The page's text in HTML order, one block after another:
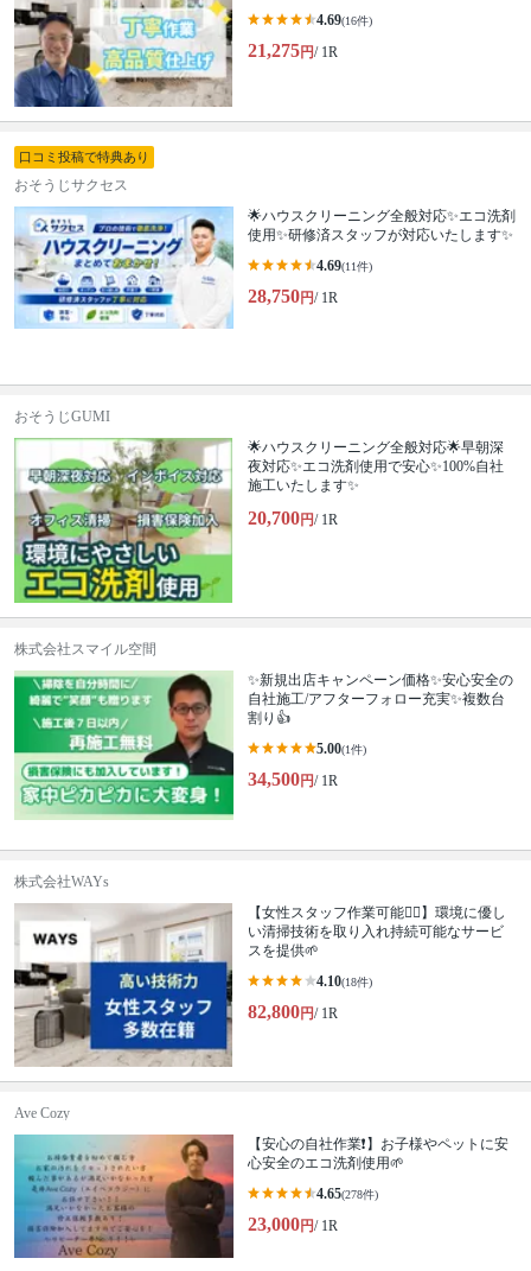
4.69(16件)
21,275円/ 1R
口コミ投稿で特典あり
おそうじサクセス
🌟ハウスクリーニング全般対応✨エコ洗剤
使用✨研修済スタッフが対応いたします✨
4.69(11件)
28,750円/ 1R
おそうじGUMI
🌟ハウスクリーニング全般対応🌟早朝深
夜対応✨エコ洗剤使用で安心✨100%自社
施工いたします✨
20,700円/ 1R
株式会社スマイル空間
✨新規出店キャンペーン価格✨安心安全の
自社施工/アフターフォロー充実✨複数台
割り👍
5.00(1件)
34,500円/ 1R
株式会社WAYs
【女性スタッフ作業可能🙆‍♀️】環境に優し
い清掃技術を取り入れ持続可能なサービ
スを提供🌱
4.10(18件)
82,800円/ 1R
Ave Cozy
【安心の自社作業❗️】お子様やペットに安
心安全のエコ洗剤使用🌱
4.65(278件)
23,000円/ 1R